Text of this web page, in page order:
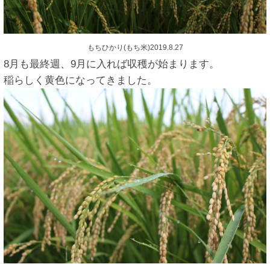
もちひかり(もち米)2019.8.27
8月も最終週、9月に入れば収穫が始まります。
稲らしく黄色になってきました。